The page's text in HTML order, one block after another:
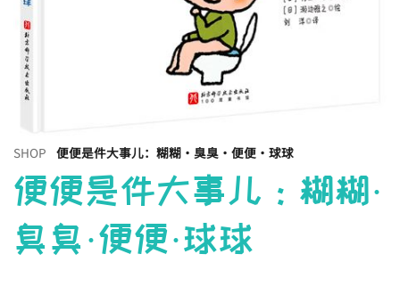
SHOP 便便是件大事儿：糊糊·臭臭·便便·球球
便便是件大事儿：糊糊·
臭臭·便便·球球